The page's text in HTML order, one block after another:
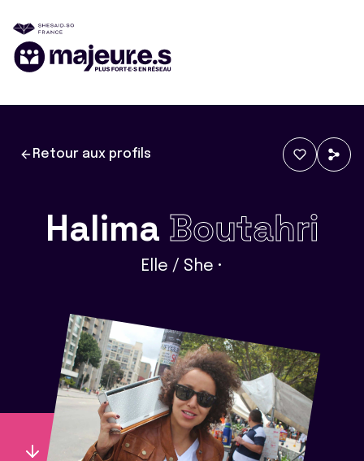
Retour aux profils
Halima Boutahri
Elle / She •